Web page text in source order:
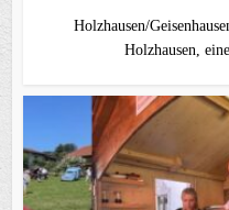
Holzhausen/
Holzhausen,